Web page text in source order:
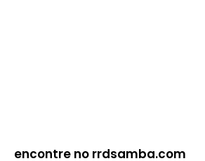
encontre no rrdsamba.com